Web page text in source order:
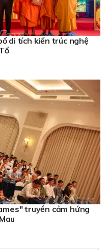
di tích kiến trúc nghệ
truyền cảm hứng